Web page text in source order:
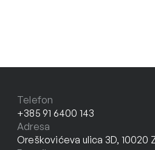
Telefon
+385 91 6400 143
Adresa
Oreškovićeva ulica 3D, 10020